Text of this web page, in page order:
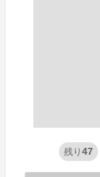
残り 47